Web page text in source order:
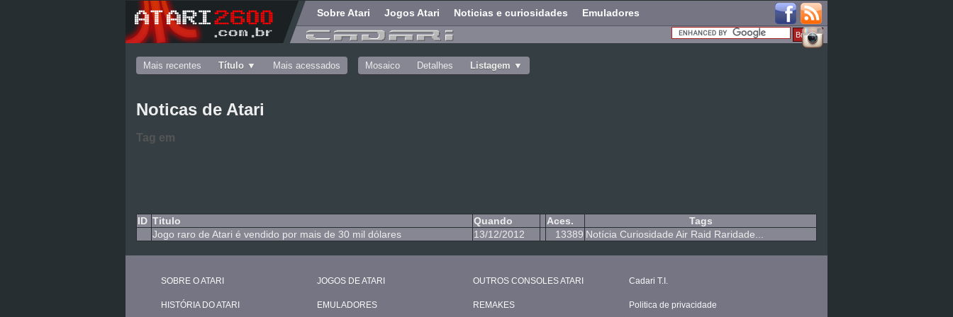
Sobre Atari Jogos Atari Noticias e curiosidades Emuladores
Mais recentes Título Mais acessados Mosaico Detalhes Listagem
Noticas de Atari
Tag em
ID Titulo Quando Aces.
Tags
Jogo raro de Atari é vendido por mais de 30 mil dólares
13/12/2012 13389 Notícia Curiosidade Air Raid Raridade...
SOBRE O ATARI
HISTÓRIA DO ATARI
JOGOS DE ATARI
EMULADORES
OUTROS CONSOLES ATARI
REMAKES
Cadari T.I.
Politica de privacidade